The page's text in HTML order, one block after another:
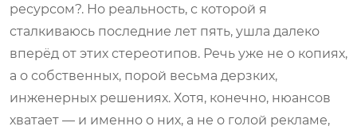
ресурсом?. Но реальность, с которой я
сталкиваюсь последние лет пять, ушла далеко
вперёд от этих стереотипов. Речь уже не о копиях,
а о собственных, порой весьма дерзких,
инженерных решениях. Хотя, конечно, нюансов
хватает — и именно о них, а не о голой рекламе,